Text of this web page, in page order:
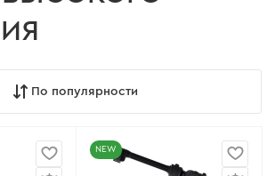
По популярности
NEW